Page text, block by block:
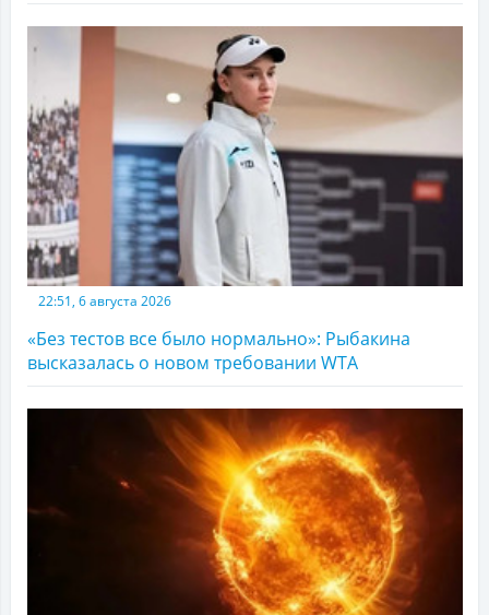
22:51, 6 августа 2026
«Без тестов все было нормально»: Рыбакина
высказалась о новом требовании WTA